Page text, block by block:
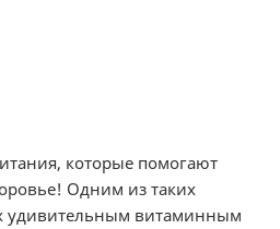
которые помогают
Одним из таких
удивительным витаминным